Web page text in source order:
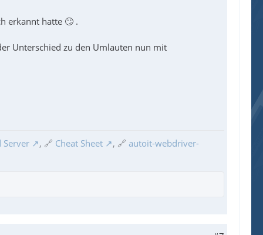
erkannt hatte 🙄 .
Unterschied zu den Umlauten nun mit
Server , 🔗 Cheat Sheet , 🔗 autoit-webdriver-